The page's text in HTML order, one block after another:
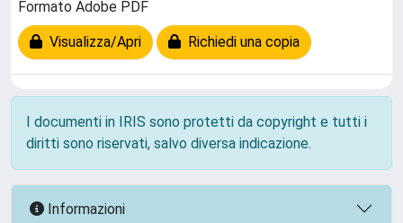
Formato Adobe PDF
Visualizza/Apri Richiedi una copia
I documenti in IRIS sono protetti da copyright e tutti i
diritti sono riservati, salvo diversa indicazione.
Informazioni